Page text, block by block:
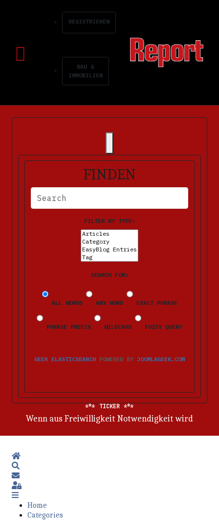
REGISTRIEREN
BAU &
IMMOBILIEN
FINDEN
BITTE FÜLLEN SIE DIE ERFORDERLICHEN FELDER AUS.
FILTER BY TYPE:
SEARCH FOR:
ALL WORDS ANY WORD EXACT PHRASE
PHRASE PREFIX WILDCARD FUZZY QUERY
GEEK ELASTICSEARCH POWERED BY JOOMLAGEEK.COM
TICKER
Wenn aus Freiwilligkeit Notwendigkeit wird
Home
Subscribe to blog
Sign In
Home
Categories